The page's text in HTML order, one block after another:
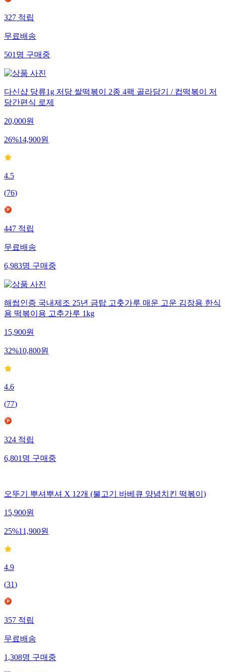
327 적립
무료배송
501 명 구매중
다신샵 당류1g 저당 쌀떡볶이 2종 4팩 골라담기 / 컵떡볶이 저
당간편식 로제
20,000원
26%14,900원
4.5
(76)
447 적립
무료배송
6,983명 구매중
해썹인증 국내제조 25년 금탑 고춧가루 매운 고운 김장용 한식
용 떡볶이용 고추가루 1kg
15,900원
32%10,800원
4.6
(77)
324 적립
6,801 명 구매중
오뚜기 뿌셔뿌셔 X 12개 (불고기 바베큐 양념치킨 떡볶이)
15,900원
25%11,900원
4.9
(31)
357 적립
무료배송
1,308명 구매중